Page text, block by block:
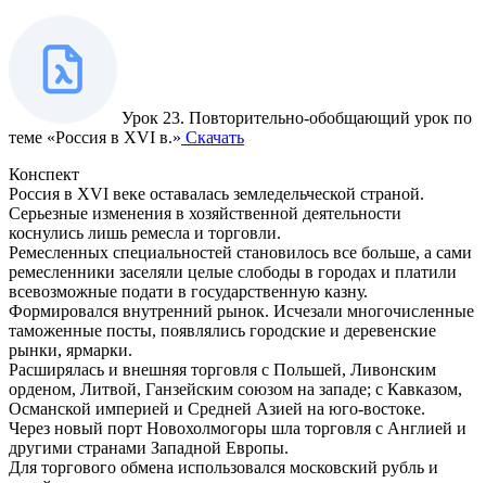
Урок 23. Повторительно-обобщающий урок по
теме «Россия в XVI в.» Скачать
Конспект
Россия в XVI веке оставалась земледельческой страной.
Серьезные изменения в хозяйственной деятельности
коснулись лишь ремесла и торговли.
Ремесленных специальностей становилось все больше, а сами
ремесленники заселяли целые слободы в городах и платили
всевозможные подати в государственную казну.
Формировался внутренний рынок. Исчезали многочисленные
таможенные посты, появлялись городские и деревенские
рынки, ярмарки.
Расширялась и внешняя торговля с Польшей, Ливонским
орденом, Литвой, Ганзейским союзом на западе; с Кавказом,
Османской империей и Средней Азией на юго-востоке.
Через новый порт Новохолмогоры шла торговля с Англией и
другими странами Западной Европы.
Для торгового обмена использовался московский рубль и